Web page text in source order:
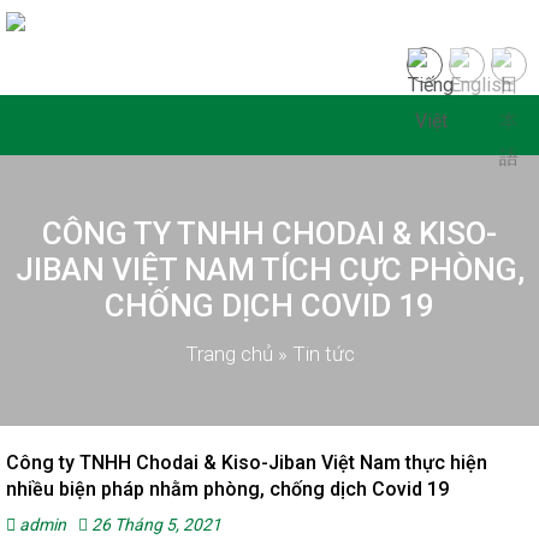
CÔNG TY TNHH CHODAI & KISO-
JIBAN VIỆT NAM TÍCH CỰC PHÒNG,
CHỐNG DỊCH COVID 19
Trang chủ » Tin tức
Công ty TNHH Chodai & Kiso-Jiban Việt Nam thực hiện
nhiều biện pháp nhằm phòng, chống dịch Covid 19
admin 26 Tháng 5, 2021